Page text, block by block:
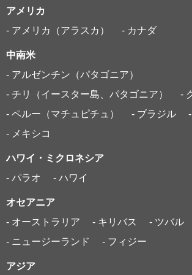
アメリカ
- アメリカ（アラスカ）
- カナダ
中南米
- アルゼンチン（パタゴニア）
- チリ（イースター島、パタゴニア）
-
- ペルー（マチュピチュ）
- ブラジル
- メキシコ
ハワイ・ミクロネシア
- パラオ
- ハワイ
オセアニア
- オーストラリア
- キリバス - ツバル
- ニュージーランド
- フィジー
アジア